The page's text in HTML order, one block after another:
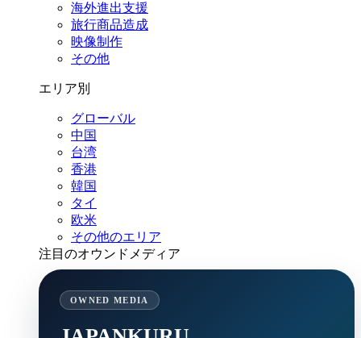
海外進出支援
旅行商品造成
映像制作
その他
エリア別
グローバル
中国
台湾
香港
韓国
タイ
欧米
その他のエリア
注目のオウンドメディア
OWNED MEDIA